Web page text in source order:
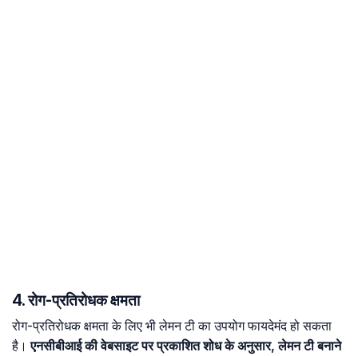
4. रोग-प्रतिरोधक क्षमता
रोग-प्रतिरोधक क्षमता के लिए भी लेमन टी का उपयोग फायदेमंद हो सकता
है।एनसीबीआई की वेबसाइट पर प्रकाशित शोध के अनुसार, लेमन टी बनाने